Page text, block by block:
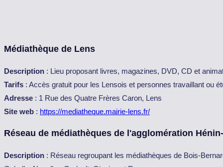
Médiathèque de Lens
Description : Lieu proposant livres, magazines, DVD, CD et
Tarifs : Accès gratuit pour les Lensois et personnes travaillant ou
Adresse : 1 Rue des Quatre Frères Caron, Lens
Site web : https://mediatheque.mairie-lens.fr/
Réseau de médiathèques de l'agglomération
Description : Réseau regroupant les médiathèques de Bois-